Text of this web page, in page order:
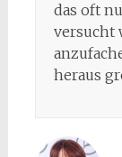
das oft
versucht
heraus